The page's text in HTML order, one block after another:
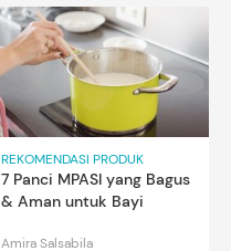
REKOMENDASI PRODUK
7 Panci MPASI yang Bagus
& Aman untuk Bayi
Amira Salsabila